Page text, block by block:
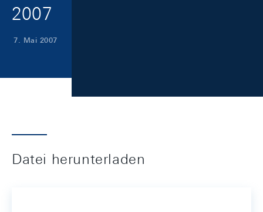
2007
7. Mai 2007
Datei herunterladen